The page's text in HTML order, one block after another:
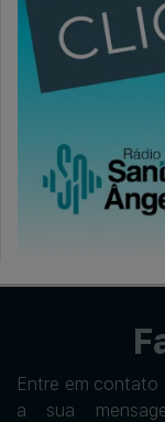
Entre em
a sua